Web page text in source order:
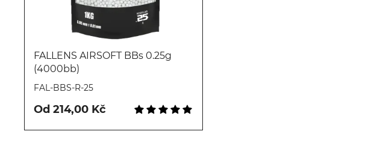
FALLENS AIRSOFT BBs 0.25g
(4000bb)
FAL-BBS-R-25
Od 214,00 Kč